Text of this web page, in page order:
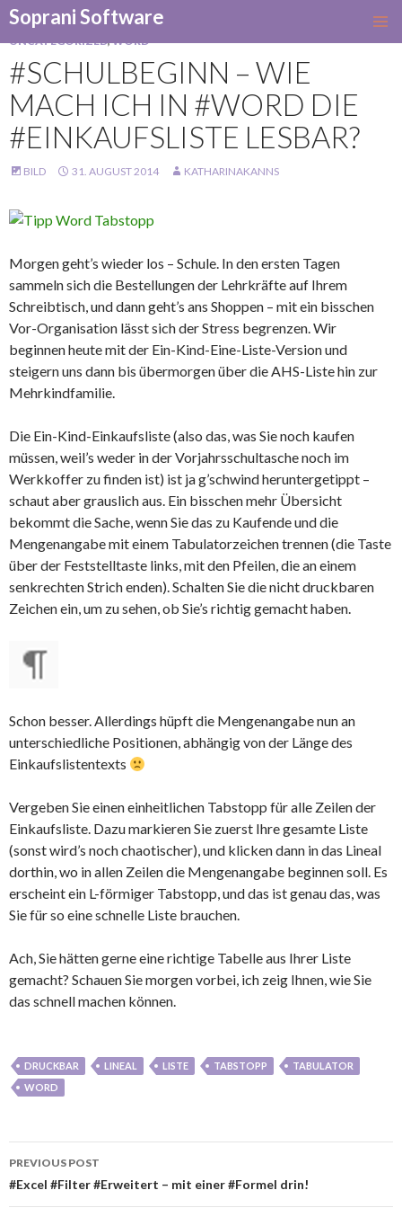
Soprani Software
CONTENT
UNCATEGORIZED,WORD
#SCHULBEGINN – WIE
MACH ICH IN #WORD DIE
#EINKAUFSLISTE LESBAR?
BILD 31. AUGUST 2014 KATHARINAKANNS
Morgen geht’s wieder los – Schule. In den ersten Tagen
sammeln sich die Bestellungen der Lehrkräfte auf Ihrem
Schreibtisch, und dann geht’s ans Shoppen – mit ein bisschen
Vor-Organisation lässt sich der Stress begrenzen. Wir
beginnen heute mit der Ein-Kind-Eine-Liste-Version und
steigern uns dann bis übermorgen über die AHS-Liste hin zur
Mehrkindfamilie.
Die Ein-Kind-Einkaufsliste (also das, was Sie noch kaufen
müssen, weil’s weder in der Vorjahrsschultasche noch im
Werkkoffer zu finden ist) ist ja g’schwind heruntergetippt –
schaut aber grauslich aus. Ein bisschen mehr Übersicht
bekommt die Sache, wenn Sie das zu Kaufende und die
Mengenangabe mit einem Tabulatorzeichen trennen (die Taste
über der Feststelltaste links, mit den Pfeilen, die an einem
senkrechten Strich enden). Schalten Sie die nicht druckbaren
Zeichen ein, um zu sehen, ob Sie’s richtig gemacht haben.
Schon besser. Allerdings hüpft die Mengenangabe nun an
unterschiedliche Positionen, abhängig von der Länge des
Einkaufslistentexts
Vergeben Sie einen einheitlichen Tabstopp für alle Zeilen der
Einkaufsliste. Dazu markieren Sie zuerst Ihre gesamte Liste
(sonst wird’s noch chaotischer), und klicken dann in das Lineal
dorthin, wo in allen Zeilen die Mengenangabe beginnen soll. Es
erscheint ein L-förmiger Tabstopp, und das ist genau das, was
Sie für so eine schnelle Liste brauchen.
Ach, Sie hätten gerne eine richtige Tabelle aus Ihrer Liste
gemacht? Schauen Sie morgen vorbei, ich zeig Ihnen, wie Sie
das schnell machen können.
DRUCKBAR LINEAL LISTE TABSTOPP
TABULATOR
WORD
Post
navigation
PREVIOUS POST
#Excel #Filter #Erweitert – mit einer #Formel drin!